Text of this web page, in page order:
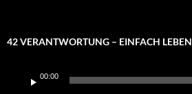
42 VERANTWORTUNG – EINFACH LEBEN
Player
00:00